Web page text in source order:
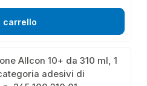
carrello